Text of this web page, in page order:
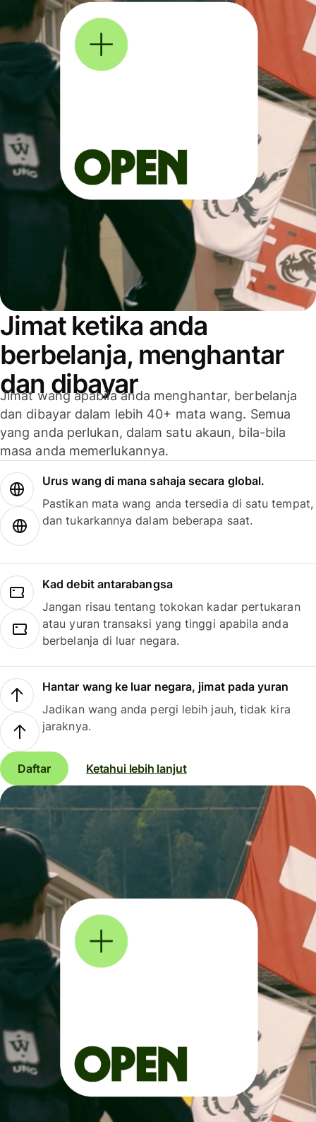
Jimat ketika anda
berbelanja, menghantar
dan dibayar
Jimat wang apabila anda menghantar, berbelanja
dan dibayar dalam lebih 40+ mata wang. Semua
yang anda perlukan, dalam satu akaun, bila-bila
masa anda memerlukannya.
Urus wang di mana sahaja secara global.
Pastikan mata wang anda tersedia di satu tempat,
dan tukarkannya dalam beberapa saat.
Kad debit antarabangsa
Jangan risau tentang tokokan kadar pertukaran
atau yuran transaksi yang tinggi apabila anda
berbelanja di luar negara.
Hantar wang ke luar negara, jimat pada yuran
Jadikan wang anda pergi lebih jauh, tidak kira
jaraknya.
Daftar Ketahui lebih lanjut